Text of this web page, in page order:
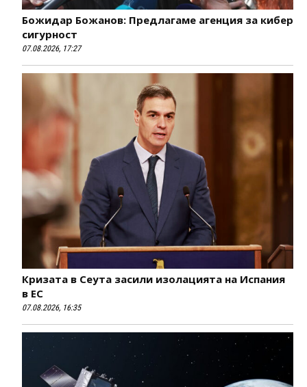
Божидар Божанов: Предлагаме агенция за кибер
сигурност
07.08.2026, 17:27
Кризата в Сеута засили изолацията на Испания
в ЕС
07.08.2026, 16:35